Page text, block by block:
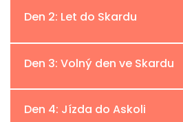
Den 2: Let do Skardu
Umístění:Skardu | Nadmořská
expedice v pohoří Karakoram.
Den 3: Volný den ve Skardu
Umístění:Skardu | Nadmořská
Den 4: Jízda do Askoli